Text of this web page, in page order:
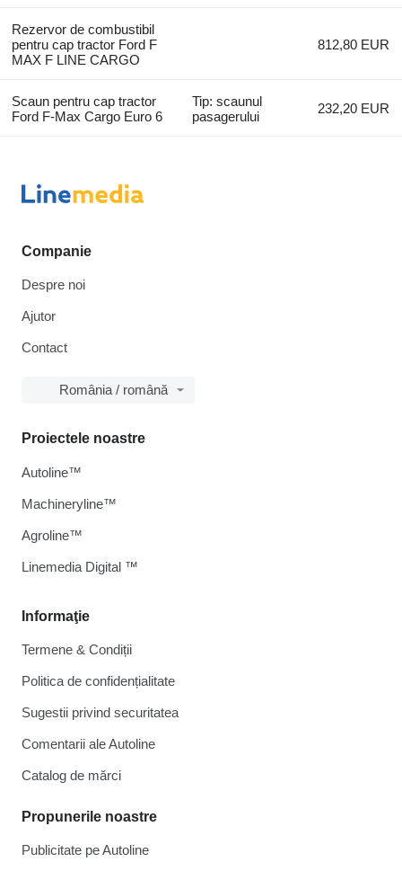
Rezervor de combustibil
pentru cap tractor Ford F
MAX F LINE CARGO
812,80 EUR
Scaun pentru cap tractor
Ford F-Max Cargo Euro 6
Tip: scaunul
pasagerului
232,20 EUR
Companie
Despre noi
Ajutor
Contact
România / română
Informaţie
Termene & Condiții
Politica de confidențialitate
Sugestii privind securitatea
Comentarii ale Autoline
Catalog de mărcі
Propunerile noastre
Publicitate pe Autoline
Proiectele noastre
Autoline™
Machineryline™
Agroline™
Linemedia Digital ™